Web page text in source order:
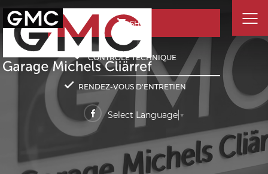
SHOP
CONTRÔLE TECHNIQUE
RENDEZ-VOUS D'ENTRETIEN
Select Language ▼